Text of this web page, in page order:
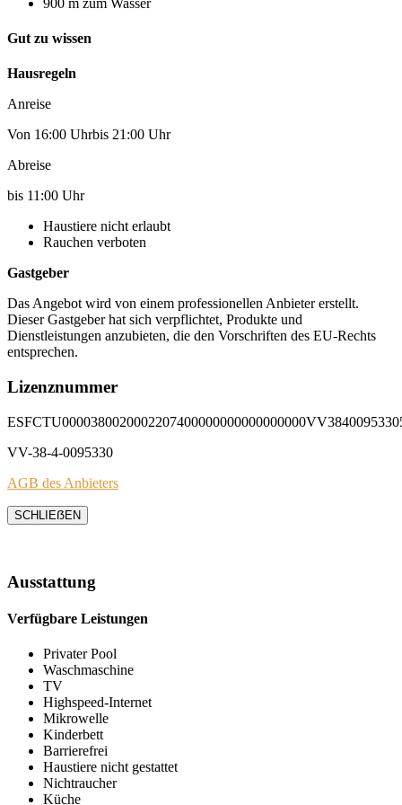
Gut zu wissen
Hausregeln
Anreise
Von 16:00 Uhrbis 21:00 Uhr
Abreise
bis 11:00 Uhr
Haustiere nicht erlaubt
Rauchen verboten
Gastgeber
Das Angebot wird von einem professionellen Anbieter erstellt.
Dieser Gastgeber hat sich verpflichtet, Produkte und
Dienstleistungen anzubieten, die den Vorschriften des EU-Rechts
entsprechen.
Lizenznummer
VV-38-4-0095330
AGB des Anbieters
SCHLIEẞEN
Ausstattung
Verfügbare Leistungen
Privater Pool
Waschmaschine
TV
Highspeed-Internet
Mikrowelle
Kinderbett
Barrierefrei
Haustiere nicht gestattet
Nichtraucher
Küche